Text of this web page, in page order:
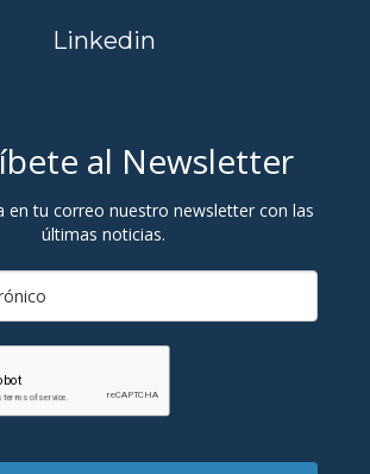
Linkedin
al Newsletter
en tu correo nuestro newsletter con las
últimas noticias.